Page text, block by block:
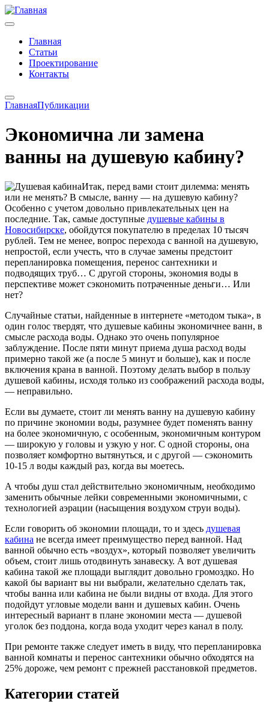
Главная
Статьи
Проектирование
Контакты
ГлавнаяПубликации
Экономична ли замена
ванны на душевую кабину?
Итак, перед вами стоит дилемма: менять
или не менять? В смысле, ванну — на душевую кабину?
Особенно с учетом довольно привлекательных цен на
последние. Так, самые доступные душевые кабины в
Новосибирске, обойдутся покупателю в пределах 10 тысяч
рублей. Тем не менее, вопрос перехода с ванной на душевую,
непростой, если учесть, что в случае замены предстоит
перепланировка помещения, перенос сантехники и
подводящих труб… С другой стороны, экономия воды в
перспективе может сэкономить потраченные деньги… Или
нет?
Случайные статьи, найденные в интернете «методом тыка», в
один голос твердят, что душевые кабины экономичнее ванн, в
смысле расхода воды. Однако это очень популярное
заблуждение. После пяти минут приема душа расход воды
примерно такой же (а после 5 минут и больше), как и после
включения крана в ванной. Поэтому делать выбор в пользу
душевой кабины, исходя только из соображений расхода воды,
— неправильно.
Если вы думаете, стоит ли менять ванну на душевую кабину
по причине экономии воды, разумнее будет поменять ванну
на более экономичную, с особенным, экономичным контуром
— широкую у головы и узкую у ног. С одной стороны, она
позволяет комфортно вытянуться, и с другой — сэкономить
10-15 л воды каждый раз, когда вы моетесь.
А чтобы душ стал действительно экономичным, необходимо
заменить обычные лейки современными экономичными, с
технологией аэрации (насыщения воздухом струи воды).
Если говорить об экономии площади, то и здесь душевая
кабина не всегда имеет преимущество перед ванной. Над
ванной обычно есть «воздух», который позволяет увеличить
объем, стоит лишь отодвинуть занавеску. А вот душевая
кабина такой же площади выглядит довольно громоздко. Но
какой бы вариант вы ни выбрали, желательно сделать так,
чтобы ванна или кабина не были видны от входа. Для этого
подойдут угловые модели ванн и душевых кабин. Очень
интересный вариант в плане экономии места — душевой
уголок без поддона, когда вода уходит через канал в полу.
При ремонте также следует иметь в виду, что перепланировка
ванной комнаты и перенос сантехники обычно обходятся на
25% дороже, чем ремонт с прежней расстановкой предметов.
Категории статей